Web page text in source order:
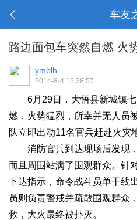
车友
路边面包车突然自燃 火
ymblh
2014-8-4 15:38:57
6月29日，大悟县新城镇
燃，火势猛烈，所幸并无人员
队立即出动11名官兵赶赴火灾
消防官兵到达现场后发现
而且周围站满了围观群众。针
下达指示，命令战斗员单干线
员则负责警戒并疏散围观群众
救，大火最终被扑灭。